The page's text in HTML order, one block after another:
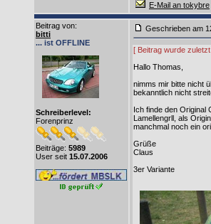
E-Mail an tokybre
Beitrag von:
bitti
... ist OFFLINE
Schreiberlevel:
Forenprinz
Beiträge: 5989
User seit 15.07.2006
Geschrieben am
[ Beitrag wurde
Hallo Thomas,
nimms mir bitte nicht
bekanntlich nicht
Ich finde den Original
Lamellengrll, als
manchmal noch ein
Grüße
Claus
3er Variante